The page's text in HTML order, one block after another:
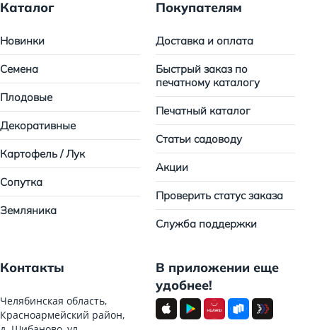
Каталог
Новинки
Семена
Плодовые
Декоративные
Картофель / Лук
Сопутка
Земляника
Покупателям
Доставка и оплата
Быстрый заказ по
печатному каталогу
Печатный каталог
Статьи садоводу
Акции
Проверить статус заказа
Служба поддержки
Контакты
Челябинская область,
Красноармейский район,
В приложении еще
удобнее!